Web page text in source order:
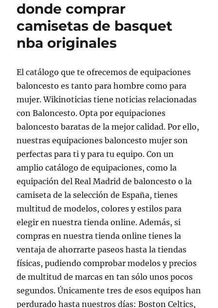
donde comprar
camisetas de basquet
nba originales
El catálogo que te ofrecemos de equipaciones
baloncesto es tanto para hombre como para
mujer. Wikinoticias tiene noticias relacionadas
con Baloncesto. Opta por equipaciones
baloncesto baratas de la mejor calidad. Por ello,
nuestras equipaciones baloncesto mujer son
perfectas para ti y para tu equipo. Con un
amplio catálogo de equipaciones, como la
equipación del Real Madrid de baloncesto o la
camiseta de la selección de España, tienes
multitud de modelos, colores y estilos para
elegir en nuestra tienda online. Además, si
compras en nuestra tienda online tienes la
ventaja de ahorrarte paseos hasta la tiendas
físicas, pudiendo comprobar modelos y precios
de multitud de marcas en tan sólo unos pocos
segundos. Únicamente tres de esos equipos han
perdurado hasta nuestros días: Boston Celtics,